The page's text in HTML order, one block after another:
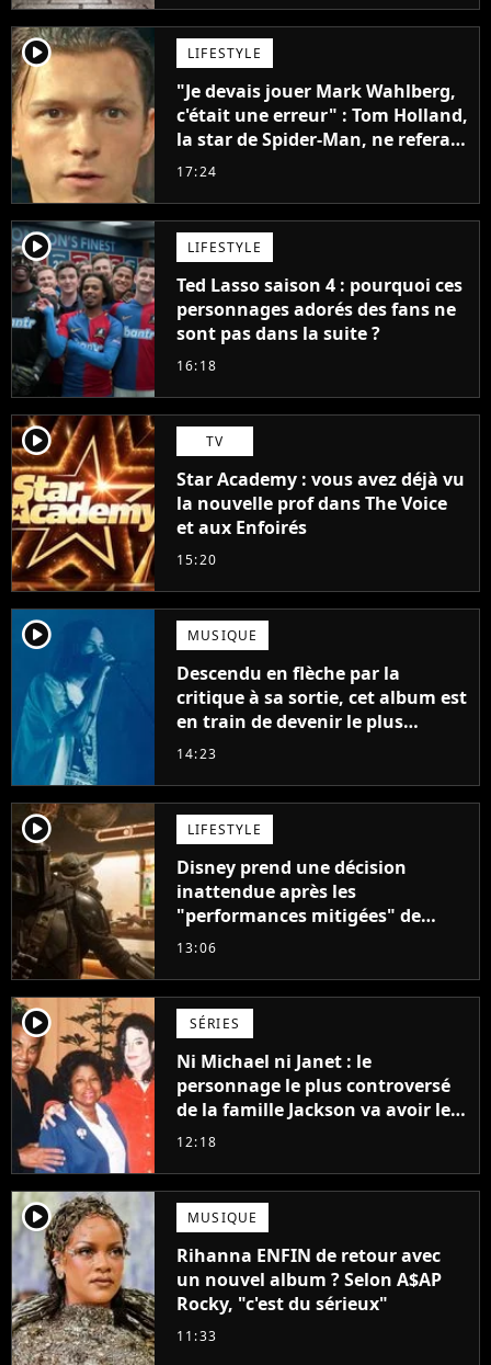
player2 LIFESTYLE
"Je devais jouer Mark Wahlberg,
c'était une erreur" : Tom Holland,
la star de Spider-Man, ne referait
pas ce blockbuster
17:24
player2 LIFESTYLE
Ted Lasso saison 4 : pourquoi ces
personnages adorés des fans ne
sont pas dans la suite ?
16:18
player2 TV
Star Academy : vous avez déjà vu
la nouvelle prof dans The Voice
et aux Enfoirés
15:20
player2 MUSIQUE
Descendu en flèche par la
critique à sa sortie, cet album est
en train de devenir le plus
populaire de son auteur
14:23
player2 LIFESTYLE
Disney prend une décision
inattendue après les
"performances mitigées" de
Vaiana et The Mandalorian &
13:06
player2 SÉRIES
Ni Michael ni Janet : le
personnage le plus controversé
de la famille Jackson va avoir le
droit à sa propre série
12:18
player2 MUSIQUE
Rihanna ENFIN de retour avec
un nouvel album ? Selon A$AP
Rocky, "c'est du sérieux"
11:33